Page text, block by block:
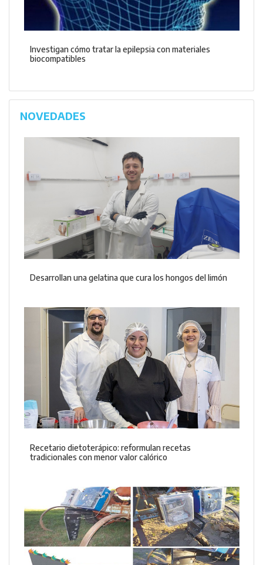
Investigan cómo tratar la epilepsia con materiales
biocompatibles
NOVEDADES
Desarrollan una gelatina que cura los hongos del limón
Recetario dietoterápico: reformulan recetas
tradicionales con menor valor calórico